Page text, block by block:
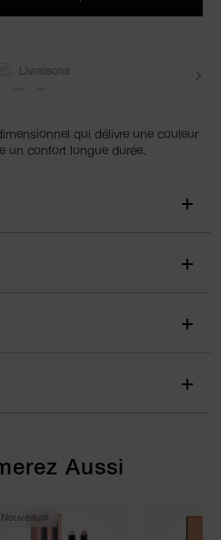
Livraisons
qui délivre une couleur
un confort longue durée.
Aussi
Nouveauté